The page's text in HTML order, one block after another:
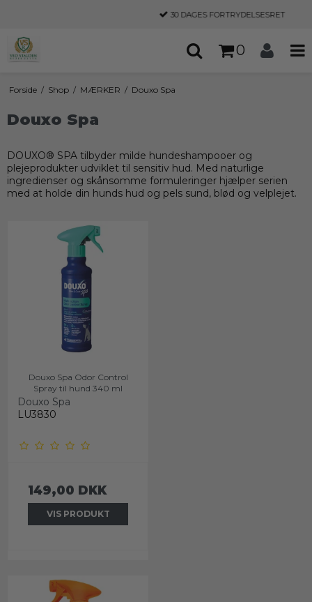
30 DAGESFORTRYDELSESRET
0
Forside / Shop / MÆRKER / Douxo Spa
Douxo Spa
DOUXO® SPA tilbyder milde hundeshampooer og
plejeprodukter udviklet til sensitiv hud. Med naturlige
ingredienser og skånsomme formuleringer hjælper serien
med at holde din hunds hud og pels sund, blød og velplejet.
Douxo Spa Odor Control
Spray til hund 340 ml
Douxo Spa
LU3830
149,00 DKK
VIS PRODUKT